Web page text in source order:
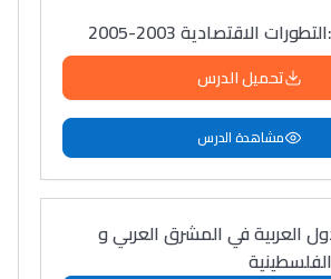
الاقتصادية 2003-2005
تحميل الدرس
مشاهدة الدرس
العربية في المشرق العربي و